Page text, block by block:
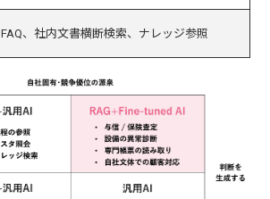
FAQ、社内文書横断検索、ナレッジ参照